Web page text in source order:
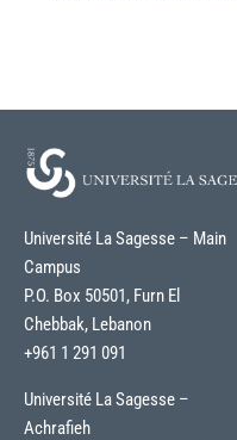
Université La Sagesse – Main
Campus
P.O. Box 50501, Furn El
Chebbak, Lebanon
+961 1 291 091
Université La Sagesse –
Achrafieh